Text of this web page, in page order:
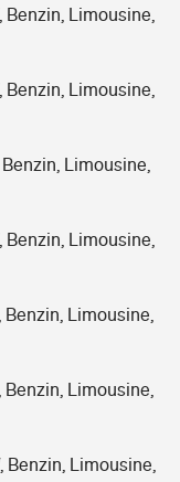
Benzin, Limousine,
Benzin, Limousine,
Benzin, Limousine,
Benzin, Limousine,
Benzin, Limousine,
Benzin, Limousine,
Benzin, Limousine,